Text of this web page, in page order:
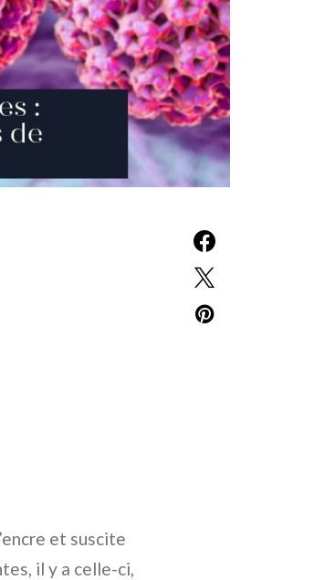
et suscite
il y a celle-ci,